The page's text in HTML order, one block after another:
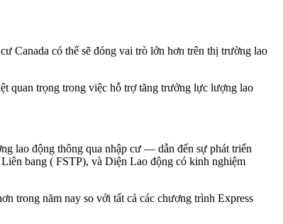
Canada có thể sẽ đóng vai trò lớn hơn trên thị trường lao
quan trọng trong việc hỗ trợ tăng trưởng lực lượng lao
lao động thông qua nhập cư — dẫn đến sự phát triển
bang ( FSTP), và Diện Lao động có kinh nghiệm
trong năm nay so với tất cả các chương trình Express